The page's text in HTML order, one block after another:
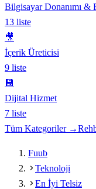
Bilgisayar Donanımı &
13 liste
🎥
İçerik Üreticisi
9 liste
💾
Dijital Hizmet
7 liste
Tüm Kategoriler →
Fuub
Teknoloji
En İyi Telsiz